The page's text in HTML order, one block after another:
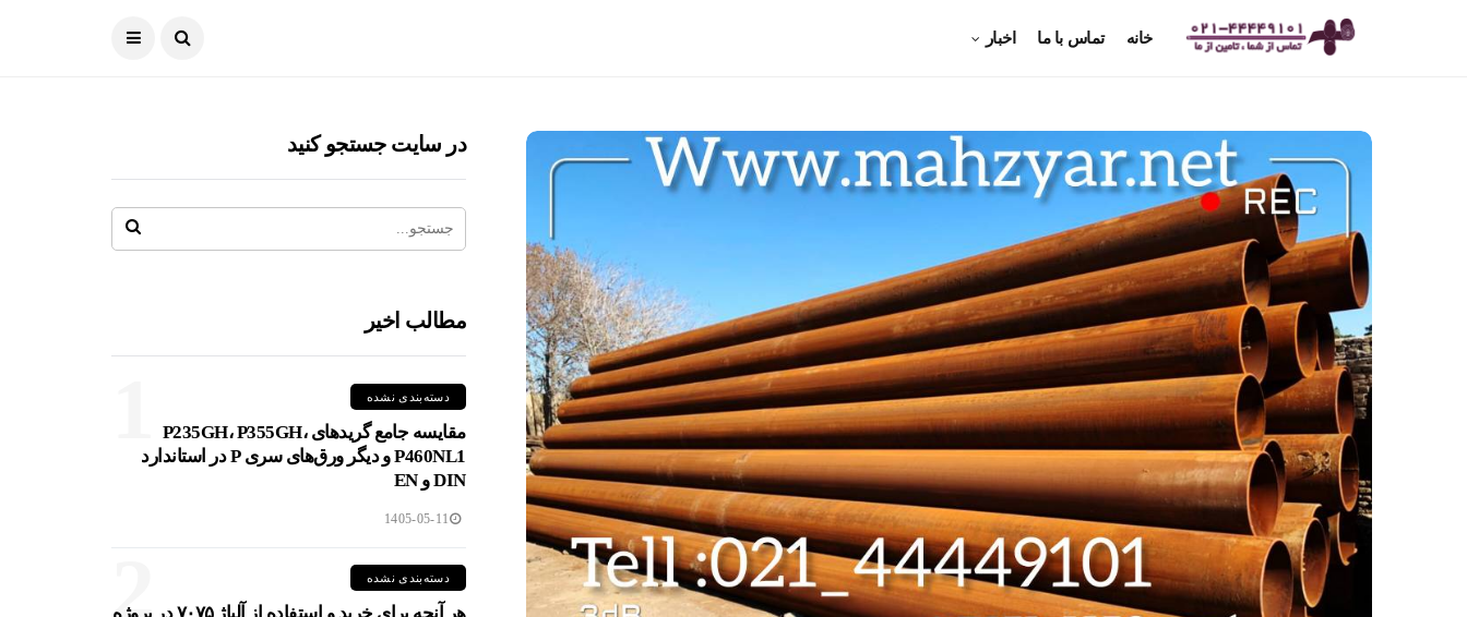
خانه تماس با ما اخبار
در سایت جستجو کنید
مطالب اخیر
دسته‌بندی نشده
مقایسه جامع گریدهای P235GH، P355GH،
P460NL1 و دیگر ورق‌های سری P در استاندارد
DIN و EN
1405-05-11
2 دسته‌بندی نشده